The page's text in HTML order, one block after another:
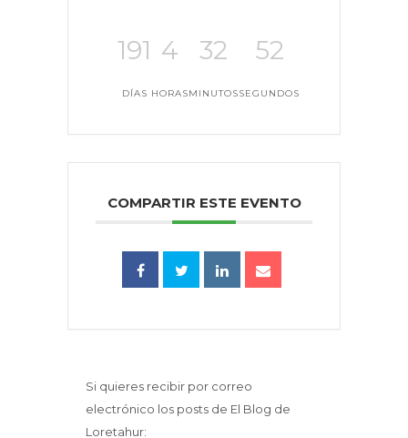
191
DÍAS
4
HORAS
32
MINUTOS
52
SEGUNDOS
COMPARTIR ESTE EVENTO
Si quieres recibir por correo
electrónico los posts de El Blog de
Loretahur: